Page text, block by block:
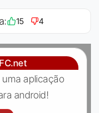
15 4
uma aplicação
android!